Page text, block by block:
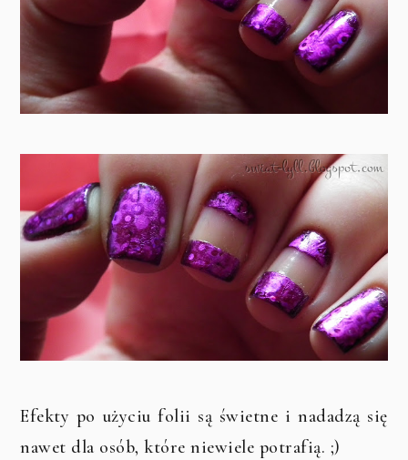
Efekty po użyciu folii są świetne i nadadzą się
nawet dla osób, które niewiele potrafią. ;)